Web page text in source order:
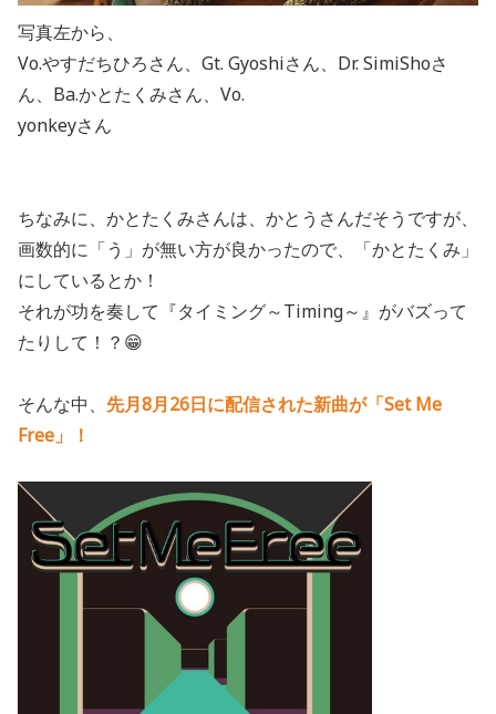
写真左から、
Vo.やすだちひろさん、Gt. Gyoshiさん、Dr. SimiShoさ
ん、Ba.かとたくみさん、Vo.
yonkeyさん
ちなみに、かとたくみさんは、かとうさんだそうですが、
画数的に「う」が無い方が良かったので、「かとたくみ」
にしているとか！
それが功を奏して『タイミング～Timing～』がバズって
たりして！？😁
そんな中、 先月8月26日に配信された新曲が「Set Me
Free」！